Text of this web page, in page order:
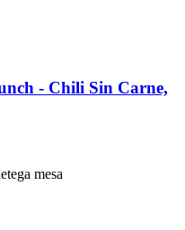
-​ Chili Sin Carne,
mesa